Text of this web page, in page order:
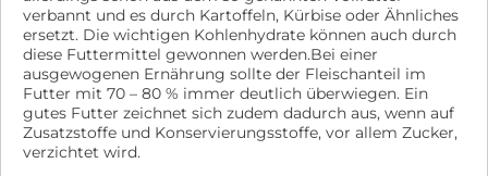
verbannt und es durch Kartoffeln, Kürbise oder Ähnliches
ersetzt. Die wichtigen Kohlenhydrate können auch durch
diese Futtermittel gewonnen werden.Bei einer
ausgewogenen Ernährung sollte der Fleischanteil im
Futter mit 70 – 80 % immer deutlich überwiegen. Ein
gutes Futter zeichnet sich zudem dadurch aus, wenn auf
Zusatzstoffe und Konservierungsstoffe, vor allem Zucker,
verzichtet wird.